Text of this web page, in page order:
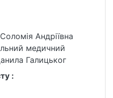
Андріївна
медичний
Галицьког
: